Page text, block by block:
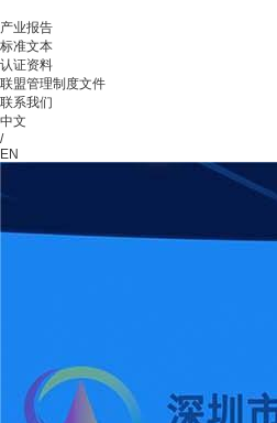
产业报告
标准文本
认证资料
联盟管理制度文件
联系我们
中文
/
EN